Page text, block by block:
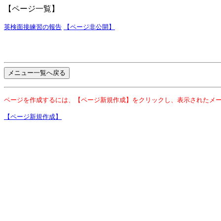
【ページ一覧】
英検面接練習の報告 【ページ非公開】
ページを作成するには、【ページ新規作成】をクリックし、表示されたメ
【ページ新規作成】